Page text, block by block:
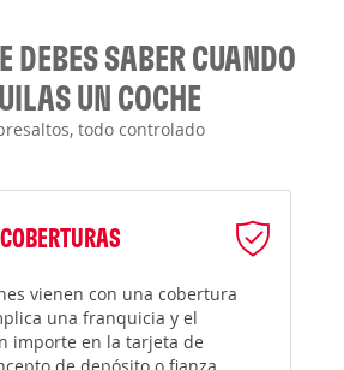
DEBES SABER CUANDO
UN COCHE
todo controlado
vienen con una cobertura
una franquicia y el
importe en la tarjeta de